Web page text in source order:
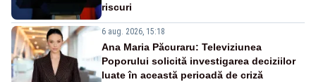
riscuri
6 aug. 2026, 15:18
Ana Maria Păcuraru: Televiziunea
Poporului solicită investigarea deciziilor
luate în această perioadă de criză